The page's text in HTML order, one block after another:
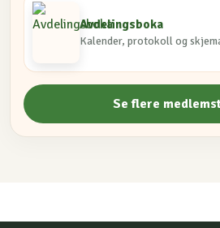
Avdelingsboka
Kalender, protokoll og
Se flere